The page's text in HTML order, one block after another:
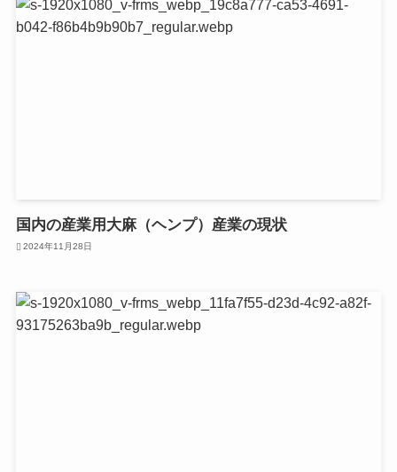
国内の産業用大麻（ヘンプ）産業の現状
2024年11月28日